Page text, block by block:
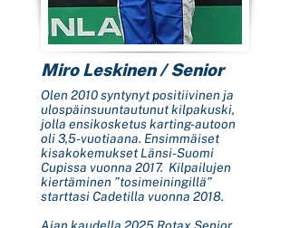
Miro Leskinen / Senior
Olen 2010 syntynyt positiivinen ja
ulospäinsuuntautunut kilpakuski,
jolla ensikosketus karting-autoon
oli 3,5-vuotiaana. Ensimmäiset
kisakokemukset Länsi-Suomi
Cupissa vuonna 2017. Kilpailujen
kiertäminen ”tosimeiningillä”
starttasi Cadetilla vuonna 2018.